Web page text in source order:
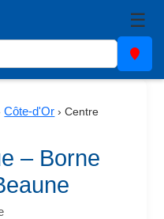
☰
Côte-d'Or ›Centre
– Borne